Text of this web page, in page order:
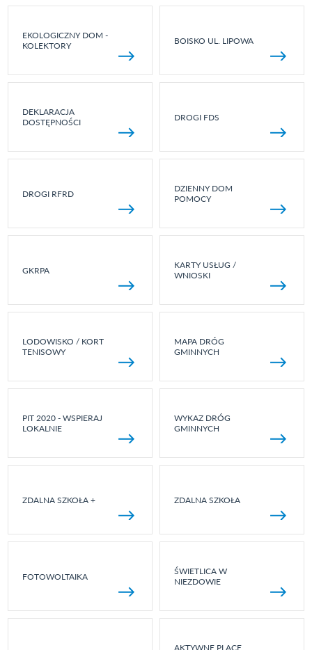
EKOLOGICZNY DOM -
KOLEKTORY
BOISKO UL. LIPOWA
DEKLARACJA
DOSTĘPNOŚCI
DROGI FDS
DROGI RFRD
DZIENNY DOM
POMOCY
GKRPA
KARTY USŁUG /
WNIOSKI
LODOWISKO / KORT
TENISOWY
MAPA DRÓG
GMINNYCH
PIT 2020 - WSPIERAJ
LOKALNIE
WYKAZ DRÓG
GMINNYCH
ZDALNA SZKOŁA + ZDALNA SZKOŁA
FOTOWOLTAIKA
ŚWIETLICA W
NIEZDOWIE
AKTYWNE PLACE